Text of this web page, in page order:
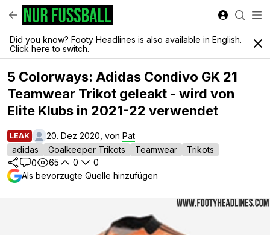
Did you know? Footy Headlines is also available in English.
Click here to switch.
5 Colorways: Adidas Condivo GK 21
Teamwear Trikot geleakt - wird von
Elite Klubs in 2021-22 verwendet
LEAK 20. Dez 2020, von Pat
adidas
Goalkeeper Trikots Teamwear
Trikots
0
65 0
0
Als bevorzugte Quelle hinzufügen